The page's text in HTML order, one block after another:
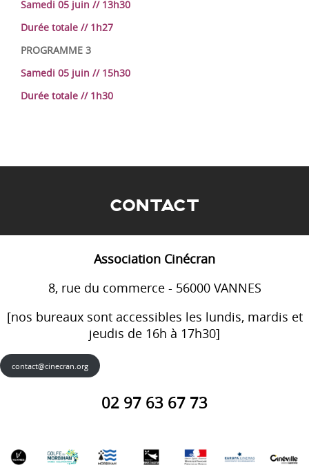
Samedi 05 juin // 13h30
Durée totale // 1h27
PROGRAMME 3
Samedi 05 juin // 15h30
Durée totale // 1h30
CONTACT
Association Cinécran
8, rue du commerce - 56000 VANNES
[nos bureaux sont accessibles les lundis, mardis et
jeudis de 16h à 17h30]
contact@cinecran.org
02 97 63 67 73